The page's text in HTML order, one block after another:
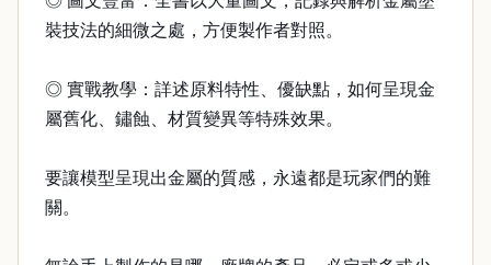
裝技法的細微之處，方便製作者對照。
◎ 實戰教學：詳述原料特性、優缺點，如何呈現金
屬舊化、鏽蝕、材質變異等特殊效果。
要讓模型呈現出金屬的質感，永遠都是玩家們的難
關。